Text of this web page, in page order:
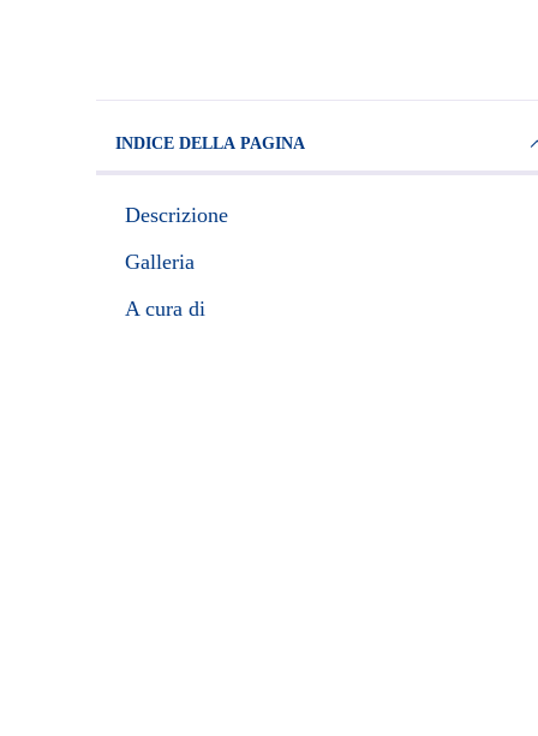
INDICE DELLA PAGINA
Descrizione
Galleria
A cura di